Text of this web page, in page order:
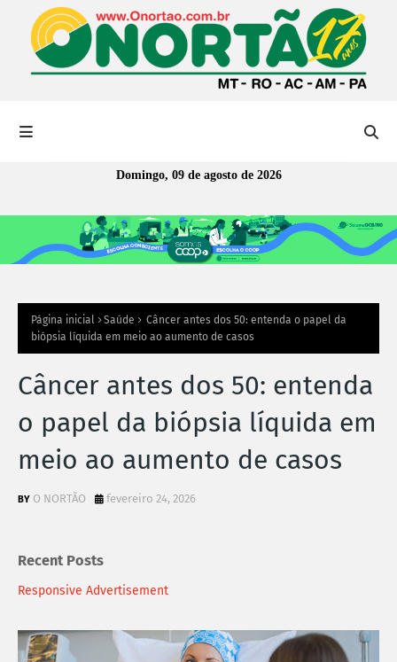
Domingo, 09 de agosto de 2026
Página inicial Saúde
Câncer antes dos 50: entenda o papel da
biópsia líquida em meio ao aumento de casos
Câncer antes dos 50: entenda
o papel da biópsia líquida em
meio ao aumento de casos
O NORTÃO fevereiro 24, 2026
Recent Posts
Responsive Advertisement